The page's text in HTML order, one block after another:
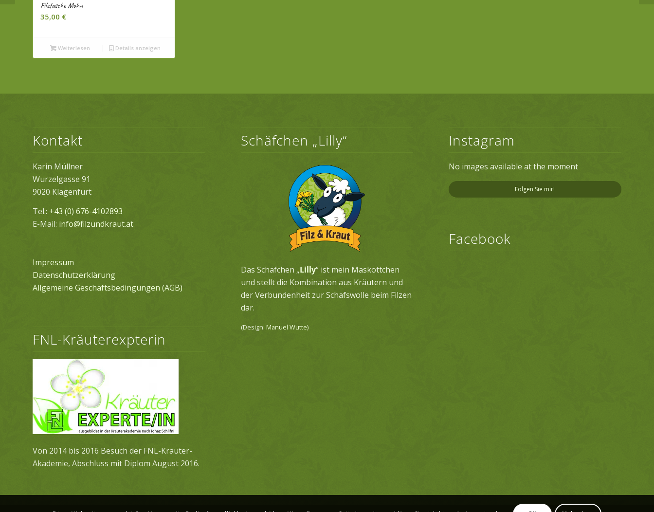
Filztasche Mohn
35,00 €
Weiterlesen Details anzeigen
Kontakt
Karin Müllner
Wurzelgasse 91
9020 Klagenfurt
Tel.: +43 (0) 676-4102893
E-Mail: info@filzundkraut.at
Impressum
Datenschutzerklärung
Allgemeine Geschäftsbedingungen (AGB)
FNL-Kräuterexpterin
Von 2014 bis 2016 Besuch der FNL-Kräuter-
Akademie, Abschluss mit Diplom August 2016.
Schäfchen „Lilly“
Das Schäfchen „Lilly“ ist mein Maskottchen
und stellt die Kombination aus Kräutern und
der Verbundenheit zur Schafswolle beim Filzen
dar.
(Design: Manuel Wutte)
Instagram
No images available at the moment
Folgen Sie mir!
Facebook